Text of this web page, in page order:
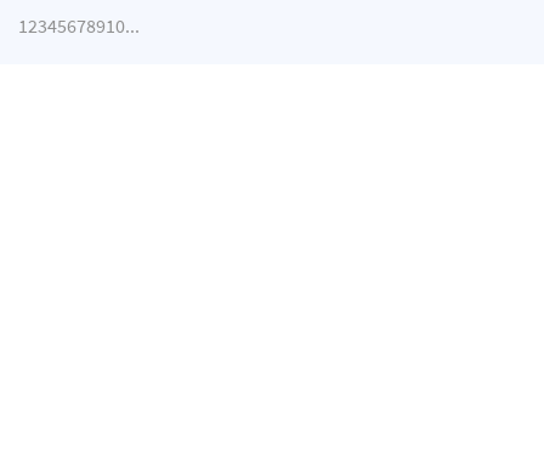
12345678910...